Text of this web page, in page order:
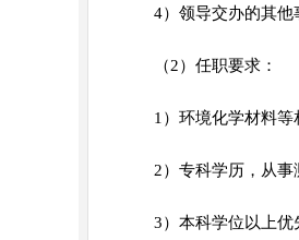
4）领导交办的其他
（2）任职要求：
1）环境化学材料等
2）专科学历，从事
3）本科学位以上优